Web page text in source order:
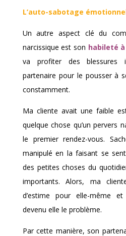
L’auto-sabotage
Un autre aspect clé du
narcissique est son habileté
va profiter des blessures
partenaire pour le pousser à
constamment.
Ma cliente avait une faible
quelque chose qu’un pervers
le premier rendez-vous.
manipulé en la faisant se
des petites choses du
importants. Alors, ma
d’estime pour elle-même
devenu elle le problème.
Par cette manière, son